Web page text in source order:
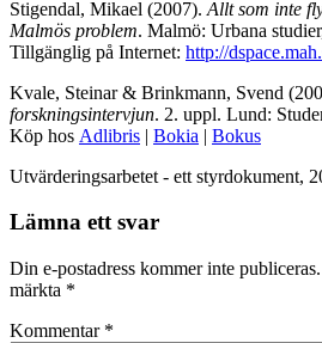
Stigendal, Mikael (2007). Allt som inte
Malmös problem. Malmö: Urbana
Tillgänglig på Internet: http://
Kvale, Steinar & Brinkmann, Svend
forskningsintervjun. 2. uppl. Lund:
Köp hos Adlibris | Bokia | Bokus
Utvärderingsarbetet - ett styrdokument,
Lämna ett svar
Din e-postadress kommer inte publiceras.
märkta *
Kommentar *